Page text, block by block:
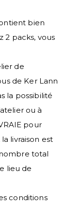
bien
2 packs, vous
de
de Ker Lann
la possibilité
ou à
pour
livraison est
total
lieu de
conditions